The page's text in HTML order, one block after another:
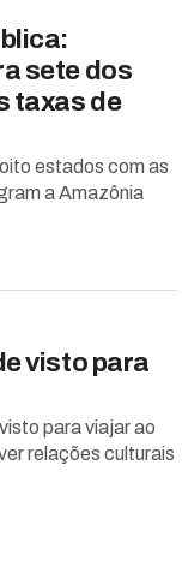
sete dos
taxas de
estados com as
a Amazônia
visto para
para viajar ao
relações culturais